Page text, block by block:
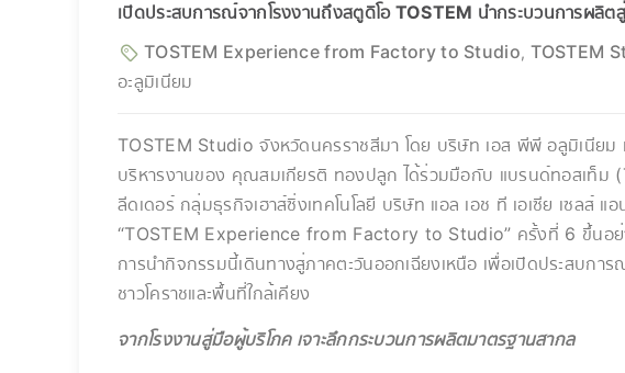
เปิดประสบการณ์จากโรงงานถึงสตูดิโอ TOSTEM นำกระบวนการผลิต
TOSTEM Experience from Factory to Studio, TOSTEM
อะลูมิเนียม
TOSTEM Studio จังหวัดนครราชสีมา โดย บริษัท เอส พีพี อลูมิเนียม
บริหารงานของ คุณสมเกียรติ ทองปลูก ได้ร่วมมือกับ แบรนด์ทอสเท็ม
ลีดเดอร์ กลุ่มธุรกิจเฮาส์ซิ่งเทคโนโลยี บริษัท แอล เอช ที เอเซีย เซลส์
“TOSTEM Experience from Factory to Studio” ครั้งที่ 6 ขึ้นอย่
การนำกิจกรรมนี้เดินทางสู่ภาคตะวันออกเฉียงเหนือ เพื่อเปิดประสบกา
ชาวโคราชและพื้นที่ใกล้เคียง
จากโรงงานสู่มือผู้บริโภค เจาะลึกกระบวนการผลิตมาตรฐานสากล